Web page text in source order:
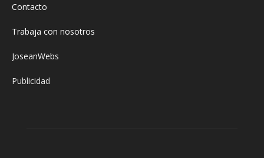
Contacto
Trabaja con nosotros
JoseanWebs
Publicidad